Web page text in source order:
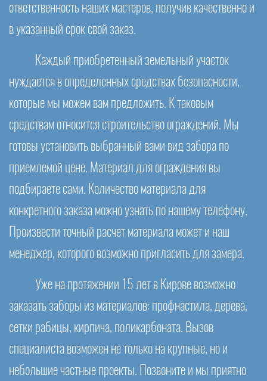
ответственность наших мастеров, получив качественно и
в указанный срок свой заказ.
Каждый приобретенный земельный участок
нуждается в определенных средствах безопасности,
которые мы можем вам предложить. К таковым
средствам относится строительство ограждений. Мы
готовы установить выбранный вами вид забора по
приемлемой цене. Материал для ограждения вы
подбираете сами. Количество материала для
конкретного заказа можно узнать по нашему телефону.
Произвести точный расчет материала может и наш
менеджер, которого возможно пригласить для замера.
Уже на протяжении 15 лет в Кирове возможно
заказать заборы из материалов: профнастила, дерева,
сетки рабицы, кирпича, поликарбоната. Вызов
специалиста возможен не только на крупные, но и
небольшие частные проекты. Позвоните и мы приятно